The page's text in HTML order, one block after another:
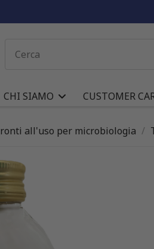
CHI SIAMO CUSTOMER
all'uso per microbiologia